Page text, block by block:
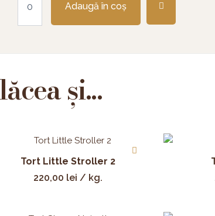
Adaugă în coș
și...
Tort Little Stroller 2
220,00 lei / kg.